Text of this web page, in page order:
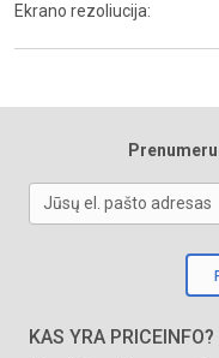
Ekrano rezoliucija:
Jūsų el. pašto adresas
KAS YRA PRICEINFO?